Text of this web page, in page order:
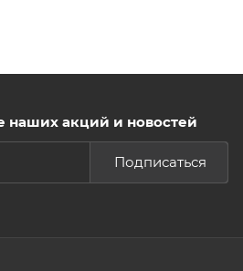
наших акций и новостей
Подписаться